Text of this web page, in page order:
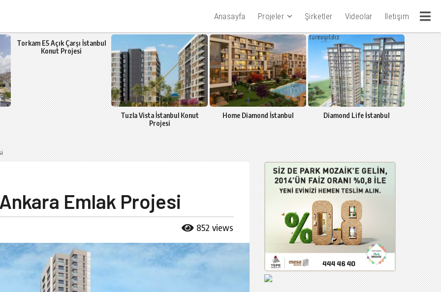
Anasayfa Projeler Şirketler Videolar İletişim
Torkam E5 Açık Çarşı İstanbul
Konut Projesi
Tuzla Vista İstanbul Konut
Projesi
Home Diamond İstanbul Diamond Life İstanbul La Viva
Emlak Projesi
852 views